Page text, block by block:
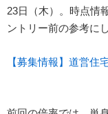
23日（木）。時点情
ントリー前の参考に
【募集情報】道営住